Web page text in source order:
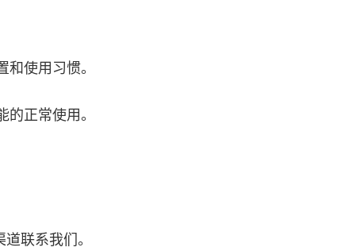
使用习惯。
正常使用。
联系我们。